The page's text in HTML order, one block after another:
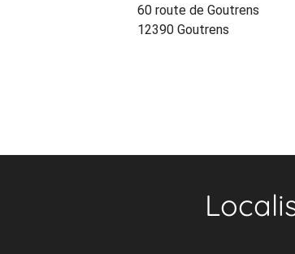
60 route de Goutrens
12390 Goutrens